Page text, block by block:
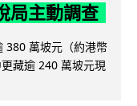
局主動調查
380 萬坡元（約港幣
藏逾 240 萬坡元現